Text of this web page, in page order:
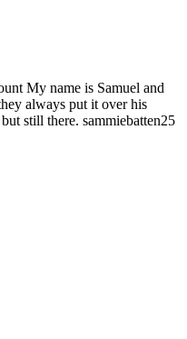
My name is Samuel and
always put it over his
still there. sammiebatten25